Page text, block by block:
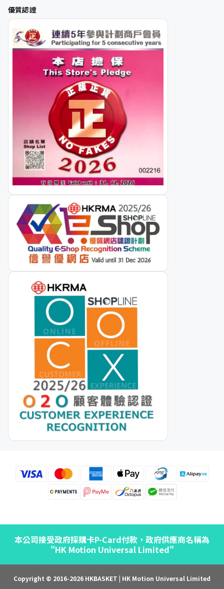
優質認證
本公司接受政府採購卡P-Card付款，政府供應商名稱為
"HK Motion Universal Limited"
Copyright © 2016-2026 HKBASKET | HK Motion Universal Limited